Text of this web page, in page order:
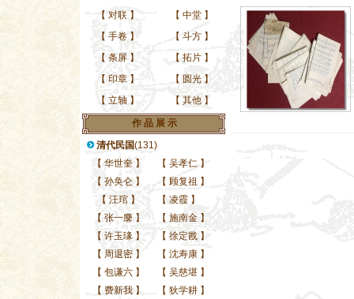
【 对联 】 【 中堂 】
【 手卷 】 【 斗方 】
【 条屏 】 【 拓片 】
【 印章 】 【 圆光 】
【 立轴 】 【 其他 】
作 品 展 示
清代民国(131)
【 华世奎 】 【 吴孝仁 】
【 孙奂仑 】 【 顾复祖 】
【 汪琯 】 【 凌霞 】
【 张一麐 】 【 施南金 】
【 许玉瑑 】 【 徐定戡 】
【 周退密 】 【 沈寿康 】
【 包谦六 】 【 吴慈堪 】
【 费新我 】 【 狄学耕 】